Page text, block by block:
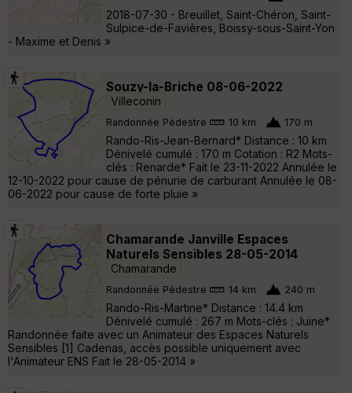
2018-07-30 - Breuillet, Saint-Chéron, Saint-
Sulpice-de-Favières, Boissy-sous-Saint-Yon
- Maxime et Denis »
Souzy-la-Briche 08-06-2022
Villeconin
Randonnée Pédestre 10 km 170 m
Rando-Ris-Jean-Bernard* Distance : 10 km
Dénivelé cumulé : 170 m Cotation : R2 Mots-
clés : Renarde* Fait le 23-11-2022 Annulée le
12-10-2022 pour cause de pénurie de carburant Annulée le 08-
06-2022 pour cause de forte pluie »
Chamarande Janville Espaces
Naturels Sensibles 28-05-2014
Chamarande
Randonnée Pédestre 14 km 240 m
Rando-Ris-Martine* Distance : 14.4 km
Dénivelé cumulé : 267 m Mots-clés : Juine*
Randonnée faite avec un Animateur des Espaces Naturels
Sensibles [1] Cadenas, accès possible uniquement avec
l'Animateur ENS Fait le 28-05-2014 »